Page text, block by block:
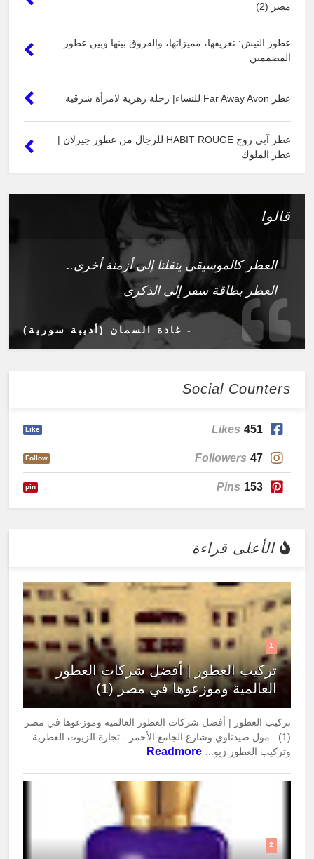
مصر (2)
عطور النيش: تعريفها، مميزاتها، والفروق بينها وبين عطور
المصممين
عطر Far Away Avon للنساء| رحلة زهرية لامرأة شرقية
عطر آبي روج HABIT ROUGE للرجال من عطور جيرلان |
عطر الملوك
قالوا
العطر كالموسيقى ينقلنا إلى أزمنة أخرى..
العطر بطاقة سفر إلى الذكرى
- غادة السمان (أديبة سورية)
Social Counters
451
Likes
Like
47
Followers
Follow
153
Pins
pin
الأعلى قراءة
1
تركيب العطور | أفضل شركات العطور
العالمية وموزعوها في مصر (1)
تركيب العطور | أفضل شركات العطور العالمية وموزعوها في مصر
(1) مول صيدناوي وشارع الجامع الأحمر - تجارة الزيوت العطرية
وتركيب العطور زيو... Readmore
2